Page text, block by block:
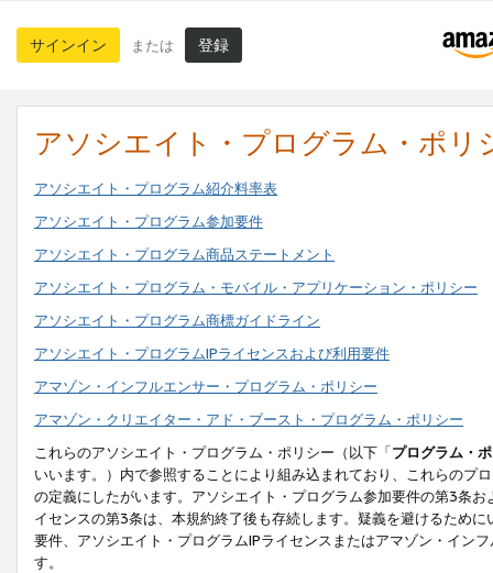
サインイン または 登録
アソシエイト・プログラム・ポリ
アソシエイト・プログラム紹介料率表
アソシエイト・プログラム参加要件
アソシエイト・プログラム商品ステートメント
アソシエイト・プログラム・モバイル・アプリケーション・ポリシー
アソシエイト・プログラム商標ガイドライン
アソシエイト・プログラムIPライセンスおよび利用要件
アマゾン・インフルエンサー・プログラム・ポリシー
アマゾン・クリエイター・アド・ブースト・プログラム・ポリシー
これらのアソシエイト・プログラム・ポリシー（以下「プログラム・
いいます。）内で参照することにより組み込まれており、これらのプ
の定義にしたがいます。アソシエイト・プログラム参加要件の第3条
イセンスの第3条は、本規約終了後も存続します。疑義を避けるため
要件、アソシエイト・プログラムIPライセンスまたはアマゾン・イン
す。